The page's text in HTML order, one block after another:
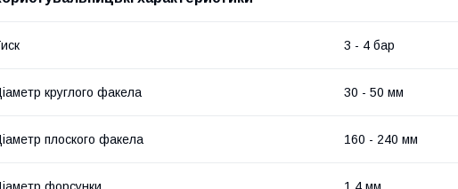
3 - 4 бар
круглого факела 30 - 50 мм
плоского факела 160 - 240 мм
форсунки 1,4 мм